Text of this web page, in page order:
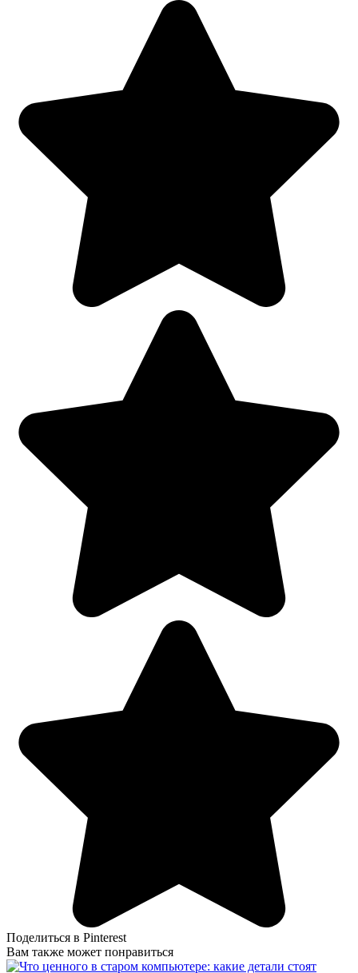
Поделиться в Pinterest
Вам также может понравиться